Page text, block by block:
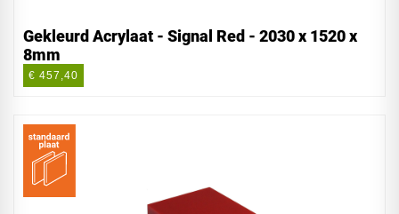
Gekleurd Acrylaat - Signal Red - 2030 x 1520 x
8mm
€ 457,40